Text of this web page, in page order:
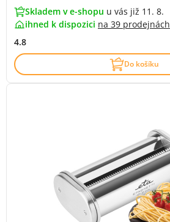
Skladem v e-shopu u vás již 11. 8.
ihned k dispozici na 39 prodejnách
4.8
Do košíku